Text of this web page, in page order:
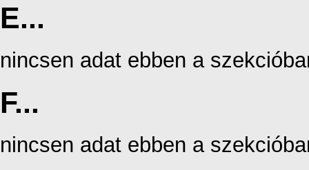
E...
nincsen adat ebben a
F...
nincsen adat ebben a